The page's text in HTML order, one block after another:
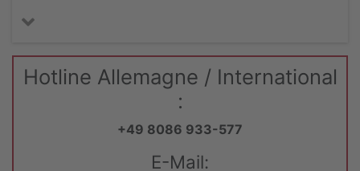
Hotline Allemagne / International
:
+49 8086 933-577
E-Mail: